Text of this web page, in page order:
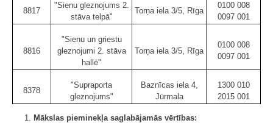
8817
"Sienu gleznojums 2.
stāva telpā"
Torņa iela 3/5, Rīga
0100 008
0097 001
8816
"Sienu un griestu
gleznojumi 2. stāva
hallē"
Torņa iela 3/5, Rīga
0100 008
0097 001
8378
"Supraporta
gleznojums"
Baznīcas iela 4,
Jūrmala
1300 010
2015 001
1. Mākslas pieminekļa saglabājamās vērtības: